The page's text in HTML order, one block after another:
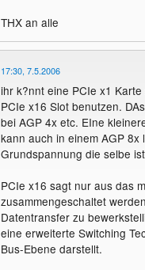
THX an alle
17:30, 7.5.2006
ihr k?nnt eine PCIe x1
PCIe x16 Slot benutzen.
bei AGP 4x etc. EIne
kann auch in einem AGP 8x
Grundspannung die selbe
PCIe x16 sagt nur aus das
zusammengeschaltet
Datentransfer zu
eine erweiterte Switching
Bus-Ebene darstellt.